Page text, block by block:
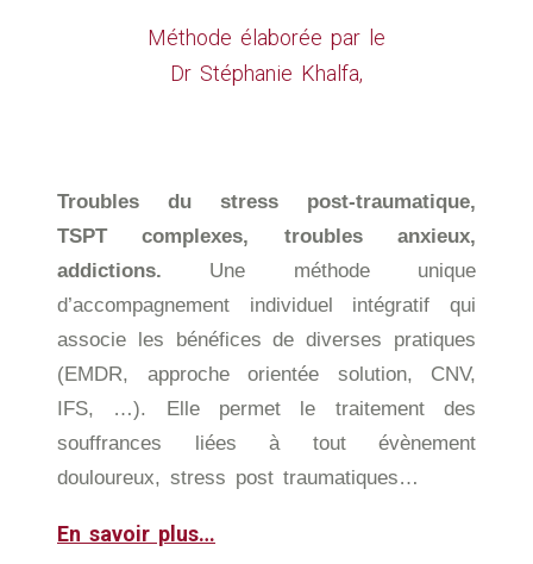
Méthode élaborée par le
Dr Stéphanie Khalfa,
Troubles du stress post-traumatique,
TSPT complexes, troubles anxieux,
addictions. Une méthode unique
d’accompagnement individuel intégratif qui
associe les bénéfices de diverses pratiques
(EMDR, approche orientée solution, CNV,
IFS, …). Elle permet le traitement des
souffrances liées à tout évènement
douloureux, stress post traumatiques…
En savoir plus…